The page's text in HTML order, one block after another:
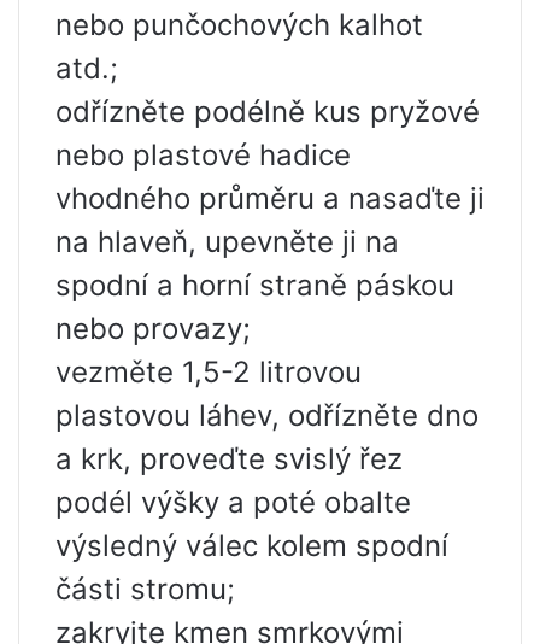
nebo punčochových kalhot
atd.;
odřízněte podélně kus pryžové
nebo plastové hadice
vhodného průměru a nasaďte ji
na hlaveň, upevněte ji na
spodní a horní straně páskou
nebo provazy;
vezměte 1,5-2 litrovou
plastovou láhev, odřízněte dno
a krk, proveďte svislý řez
podél výšky a poté obalte
výsledný válec kolem spodní
části stromu;
zakryjte kmen smrkovými